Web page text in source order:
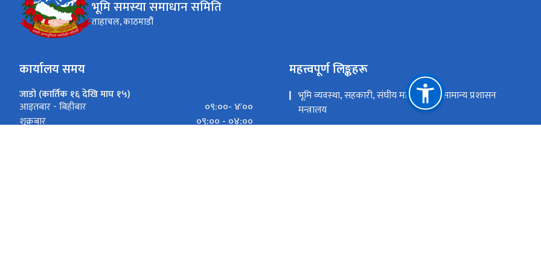
भूमि समस्या समाधान समिति
ताहाचल, काठमाडौं
कार्यालय समय
जाडो (कार्तिक १६ देखि माघ १५)
आइतबार - बिहीबार
०९:००- ४ः००
शुक्रबार
०९:०० - ०४:००
महत्त्वपूर्ण लिङ्कहरू
भूमि व्यवस्था, सहकारी, संघीय मामिला तथा सामान्य प्रशासन
मन्त्रालय
भूमि व्यवस्था तथा अभिलेख विभाग